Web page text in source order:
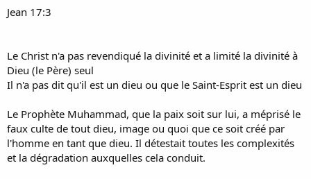
Jean 17:3
Le Christ n'a pas revendiqué la divinité et a limité la divinité à
Dieu (le Père) seul
Il n'a pas dit qu'il est un dieu ou que le Saint-Esprit est un dieu
Le Prophète Muhammad, que la paix soit sur lui, a méprisé le
faux culte de tout dieu, image ou quoi que ce soit créé par
l'homme en tant que dieu. Il détestait toutes les complexités
et la dégradation auxquelles cela conduit.